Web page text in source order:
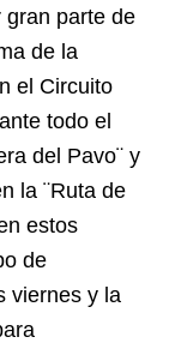
gran parte de
de la
el Circuito
todo el
del Pavo¨ y
la ¨Ruta de
estos
de
viernes y la